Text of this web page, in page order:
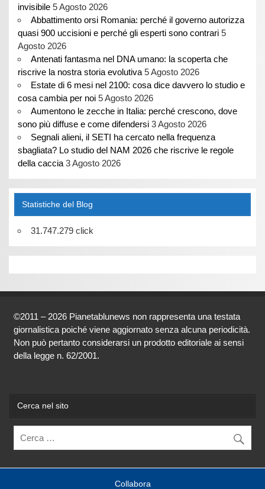
invisibile 5 Agosto 2026
Abbattimento orsi Romania: perché il governo autorizza
quasi 900 uccisioni e perché gli esperti sono contrari 5
Agosto 2026
Antenati fantasma nel DNA umano: la scoperta che
riscrive la nostra storia evolutiva 5 Agosto 2026
Estate di 6 mesi nel 2100: cosa dice davvero lo studio e
cosa cambia per noi 5 Agosto 2026
Aumentono le zecche in Italia: perché crescono, dove
sono più diffuse e come difendersi 3 Agosto 2026
Segnali alieni, il SETI ha cercato nella frequenza
sbagliata? Lo studio del NAM 2026 che riscrive le regole
della caccia 3 Agosto 2026
Statistiche del Blog
31.747.279 click
©2011 – 2026 Pianetablunews non rappresenta una testata
giornalistica poiché viene aggiornato senza alcuna periodicità.
Non può pertanto considerarsi un prodotto editoriale ai sensi
della legge n. 62/2001.
Cerca nel sito
Collabora